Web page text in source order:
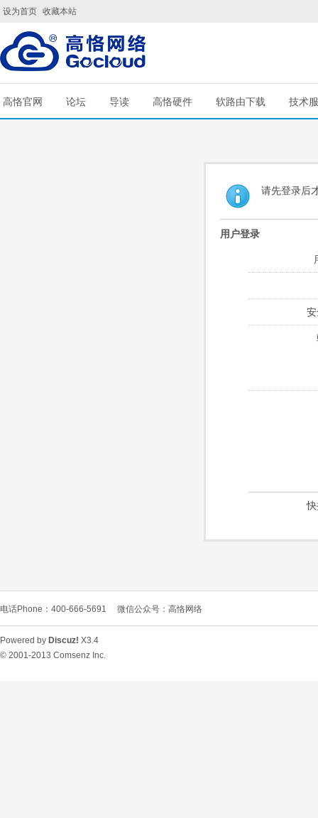
设为首页 收藏本站
高恪官网 论坛 导读 高恪硬件 软路由下载 技术
请先登录后
用户登录
电话Phone：400-666-5691 微信公众号：高恪网络
Powered by Discuz! X3.4
© 2001-2013 Comsenz Inc.